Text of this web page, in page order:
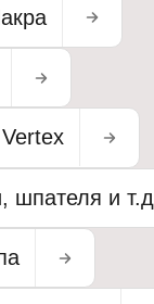
шпателя и т.д